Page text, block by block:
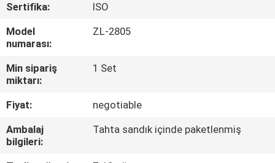
HAKKIMIZDA
TURU
KALITE
KONTROL
Sertifika:
ISO
Model
numarası:
ZL-2805
Min sipariş
miktarı:
1 Set
Fiyat:
negotiable
Ambalaj
bilgileri:
Tahta sandık içinde paketlenmiş